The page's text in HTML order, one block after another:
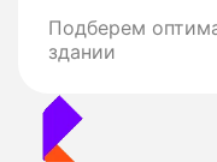
Подберем
здании